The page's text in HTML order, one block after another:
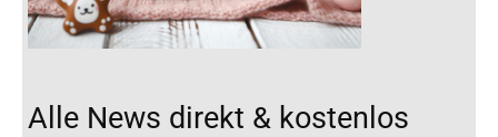
Alle News direkt & kostenlos